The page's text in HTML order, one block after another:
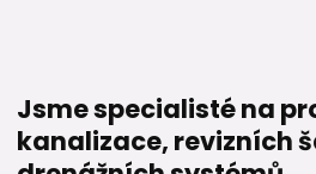
Jsme specialisté na
kanalizace, revizních